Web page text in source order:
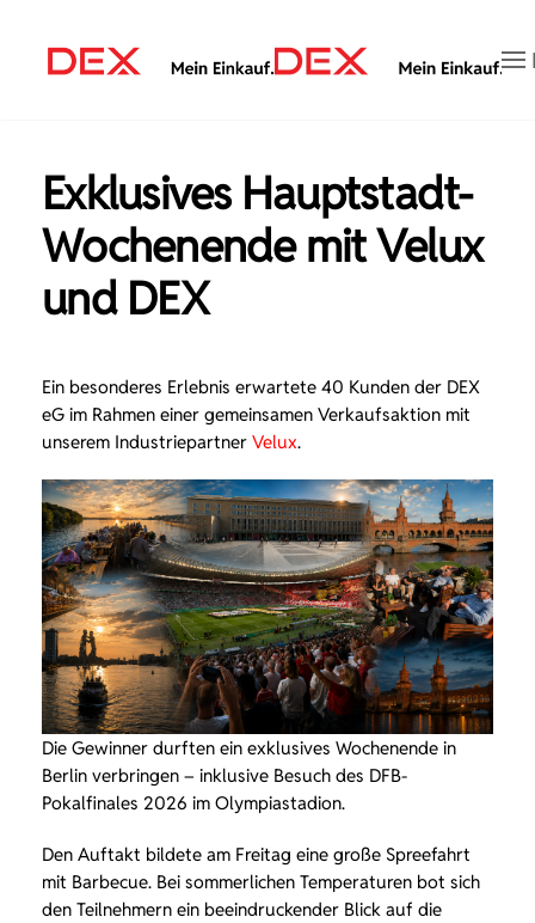
Zum Hauptinhalt springen
Exklusives Hauptstadt-
Wochenende mit Velux
und DEX
Ein besonderes Erlebnis erwartete 40 Kunden der DEX
eG im Rahmen einer gemeinsamen Verkaufsaktion mit
unserem Industriepartner Velux.
Die Gewinner durften ein exklusives Wochenende in
Berlin verbringen – inklusive Besuch des DFB-
Pokalfinales 2026 im Olympiastadion.
Den Auftakt bildete am Freitag eine große Spreefahrt
mit Barbecue. Bei sommerlichen Temperaturen bot sich
den Teilnehmern ein beeindruckender Blick auf die